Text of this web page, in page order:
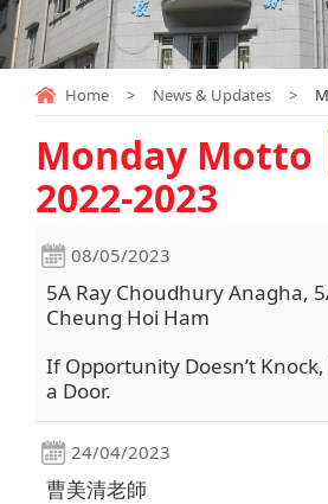
Home > News & Updates >
Monday Motto
2022-2023
08/05/2023
5A Ray Choudhury Anagha,
Cheung Hoi Ham
If Opportunity Doesn’t
a Door.
24/04/2023
曹美清老師